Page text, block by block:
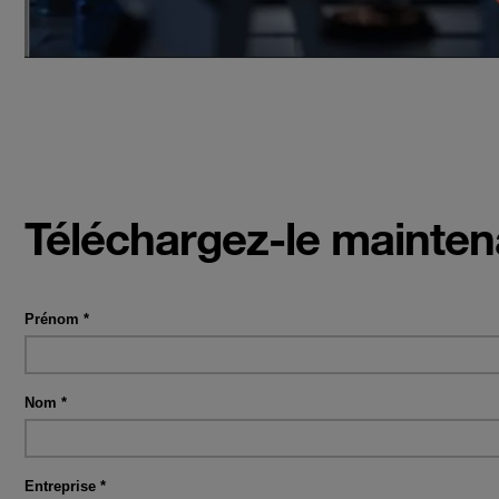
Téléchargez-le